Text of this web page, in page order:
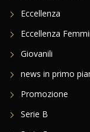
Eccellenza
Eccellenza
Giovanili
news in primo
Promozione
Serie B